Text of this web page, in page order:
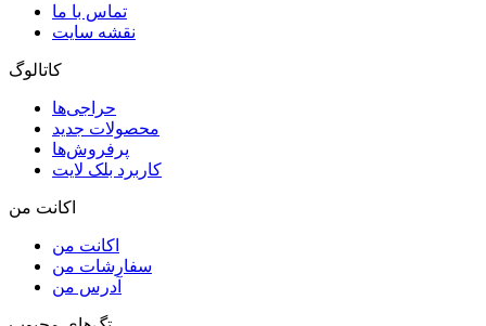
تماس با ما
نقشه سایت
کاتالوگ
حراجی‌ها
محصولات جدید
پرفروش‌ها
کاربرد بلک لایت
اکانت من
اکانت من
سفارشات من
آدرس من